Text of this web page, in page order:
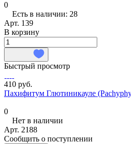
0
Есть в наличии: 28
Арт. 139
В корзину
Быстрый просмотр
410 руб.
Пахифитум Глютиникауле
0
Нет в наличии
Арт. 2188
Сообщить о поступлении